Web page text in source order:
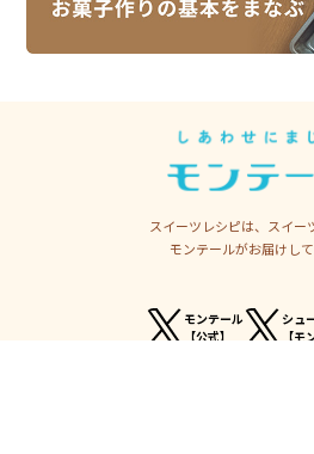
スイーツレシピは、スイー
モンテールがお届けして
モンテール
【公式】
シュ
【モ